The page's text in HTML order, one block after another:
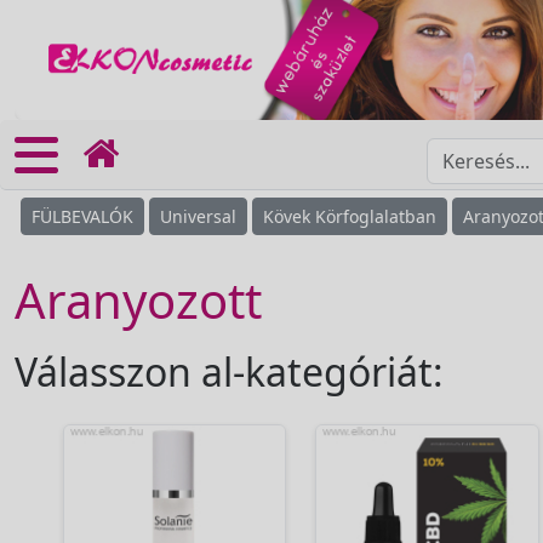
FÜLBEVALÓK Universal Kövek Körfoglalatban
Aranyozott
Válasszon al-kategóriát: